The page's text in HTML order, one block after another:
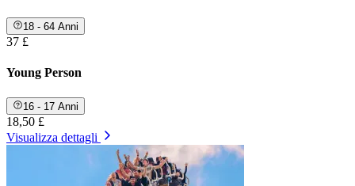
18 - 64 Anni
37 £
Young Person
16 - 17 Anni
18,50 £
Visualizza dettagli